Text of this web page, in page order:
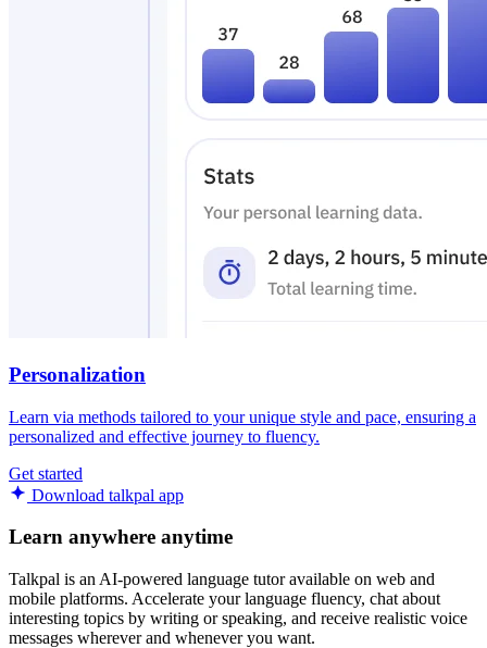
Personalization
Learn via methods tailored to your unique style and pace, ensuring a
personalized and effective journey to fluency.
Get started
Download talkpal app
Learn anywhere anytime
Talkpal is an AI-powered language tutor available on web and
mobile platforms. Accelerate your language fluency, chat about
interesting topics by writing or speaking, and receive realistic voice
messages wherever and whenever you want.